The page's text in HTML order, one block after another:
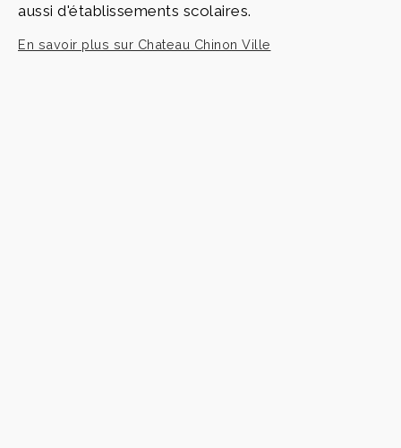
aussi d'établissements scolaires.
En savoir plus sur Chateau Chinon Ville